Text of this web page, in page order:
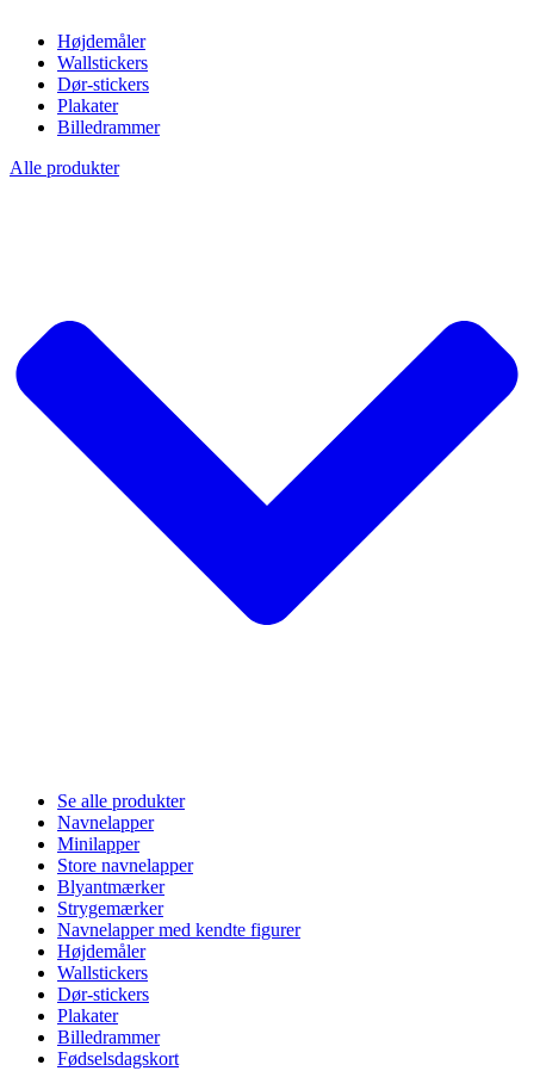
Højdemåler
Wallstickers
Dør-stickers
Plakater
Billedrammer
Alle produkter
Se alle produkter
Navnelapper
Minilapper
Store navnelapper
Blyantmærker
Strygemærker
Navnelapper med kendte figurer
Højdemåler
Wallstickers
Dør-stickers
Plakater
Billedrammer
Fødselsdagskort